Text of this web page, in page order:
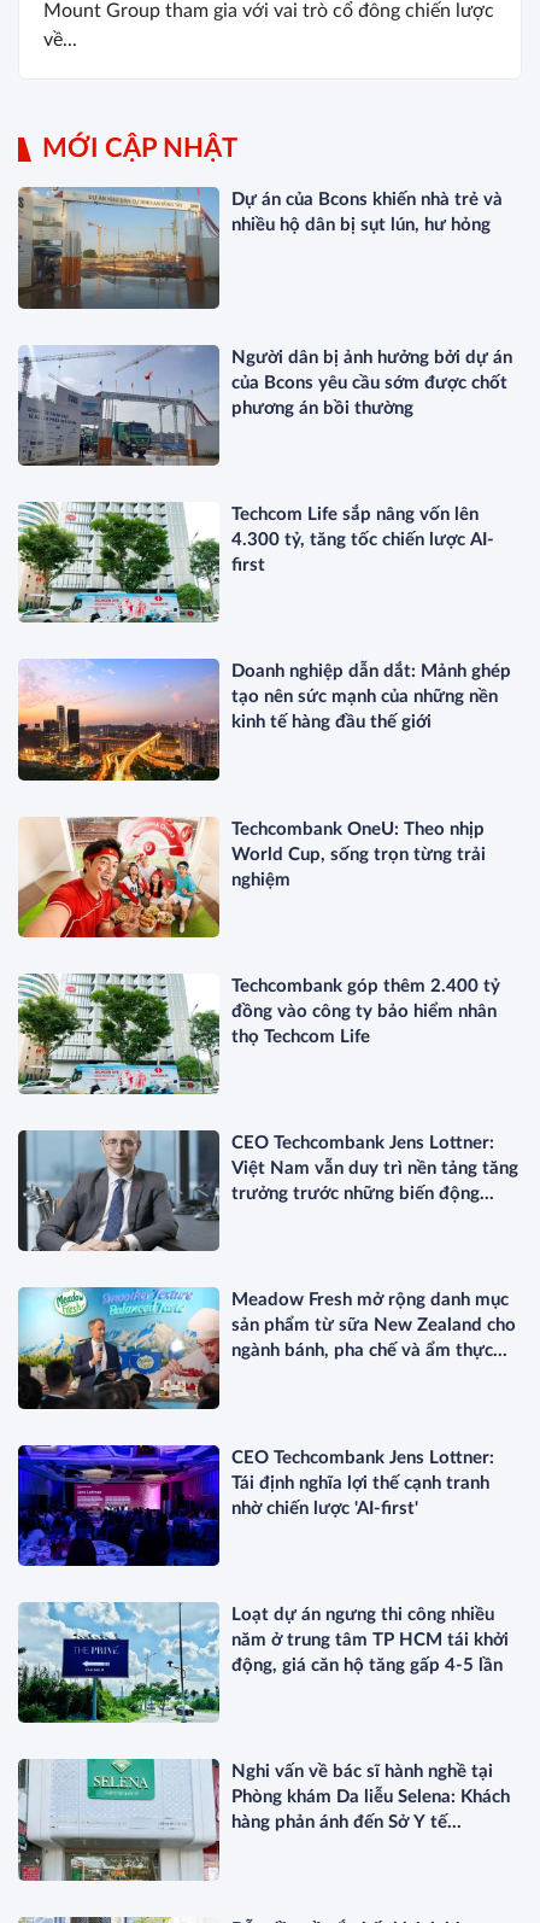
Mount Group tham gia với vai trò cổ đông chiến lược
về...
MỚI CẬP NHẬT
Dự án của Bcons khiến nhà trẻ và
nhiều hộ dân bị sụt lún, hư hỏng
Người dân bị ảnh hưởng bởi dự án
của Bcons yêu cầu sớm được chốt
phương án bồi thường
Techcom Life sắp nâng vốn lên
4.300 tỷ, tăng tốc chiến lược AI-
first
Doanh nghiệp dẫn dắt: Mảnh ghép
tạo nên sức mạnh của những nền
kinh tế hàng đầu thế giới
Techcombank OneU: Theo nhịp
World Cup, sống trọn từng trải
nghiệm
Techcombank góp thêm 2.400 tỷ
đồng vào công ty bảo hiểm nhân
thọ Techcom Life
CEO Techcombank Jens Lottner:
Việt Nam vẫn duy trì nền tảng tăng
trưởng trước những biến động
Meadow Fresh mở rộng danh mục
sản phẩm từ sữa New Zealand cho
ngành bánh, pha chế và ẩm thực
CEO Techcombank Jens Lottner:
Tái định nghĩa lợi thế cạnh tranh
nhờ chiến lược 'AI-first'
Loạt dự án ngưng thi công nhiều
năm ở trung tâm TP HCM tái khởi
động, giá căn hộ tăng gấp 4-5 lần
Nghi vấn về bác sĩ hành nghề tại
Phòng khám Da liễu Selena: Khách
hàng phản ánh đến Sở Y tế